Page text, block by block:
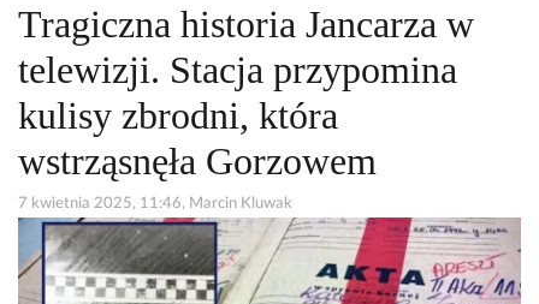
Tragiczna historia Jancarza w
telewizji. Stacja przypomina
kulisy zbrodni, która
wstrząsnęła Gorzowem
7 kwietnia 2025, 11:46, Marcin Kluwak